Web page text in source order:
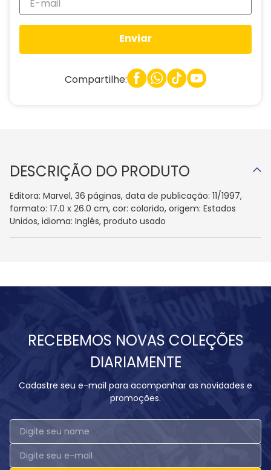
Enviar
Compartilhe:
DESCRIÇÃO DO PRODUTO
Editora: Marvel, 36 páginas, data de publicação: 11/1997,
formato: 17.0 x 26.0 cm, cor: colorido, origem: Estados
Unidos, idioma: Inglês, produto usado
RECEBEMOS NOVAS COLEÇÕES
DIARIAMENTE
Cadastre seu e-mail para acompanhar as novidades e
promoções.